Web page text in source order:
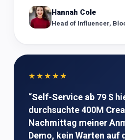
Hannah Cole
Head of Influencer,
★★★★★
“Self-Service ab 79 $
durchsuchte 400M
Nachmittag meiner
Demo, kein Warten auf